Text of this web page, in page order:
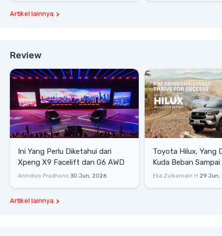
Artikel lainnya
Review
Ini Yang Perlu Diketahui dari
Xpeng X9 Facelift dan G6 AWD
Anindiyo Pradhono 30 Jun, 2026
Toyota Hilux, Yang
Kuda Beban
Lifestyle
Eka Zulkarnain H 29 Jun,
Artikel lainnya